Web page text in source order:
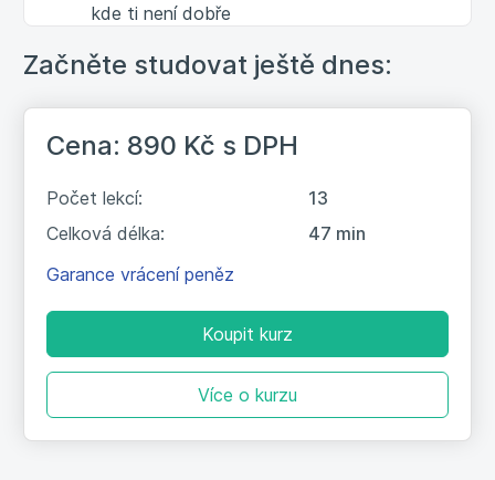
kde ti není dobře
9. Nesrovnávejte se
12. Dopis vlastnímu strachu
14. Závěrečný test
Začněte studovat ještě dnes:
Cena: 890 Kč s DPH
Počet lekcí:
13
Celková délka:
47 min
Garance vrácení peněz
Koupit kurz
Více o kurzu